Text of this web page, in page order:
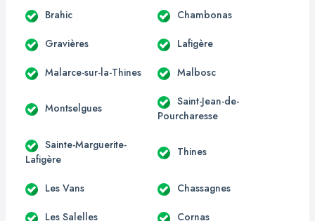
Brahic Chambonas
Gravières Lafigère
Malarce-sur-la-Thines Malbosc
Montselgues
Saint-Jean-de-
Pourcharesse
Sainte-Marguerite-
Lafigère
Thines
Les Vans Chassagnes
Les Salelles Cornas